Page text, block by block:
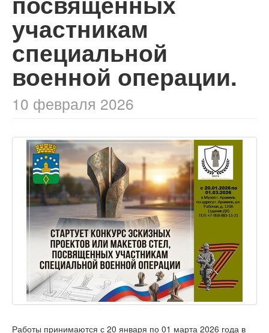
участникам
специальной
военной операции.
10 февраля 2026
Работы принимаются с 20 января по 01 марта 2026 года в